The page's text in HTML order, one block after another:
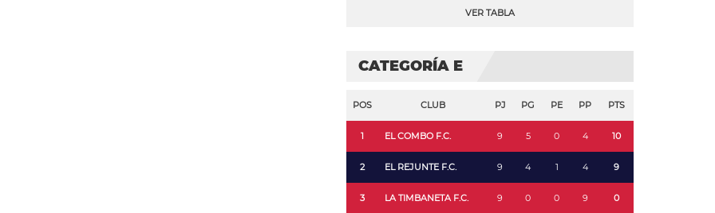
VER TABLA
CATEGORÍA E
POS CLUB PJ PG PE PP PTS
1 EL COMBO F.C. 9 5 0 4 10
2 EL REJUNTE F.C. 9 4 1 4 9
3 LA TIMBANETA F.C. 9 0 0 9 0